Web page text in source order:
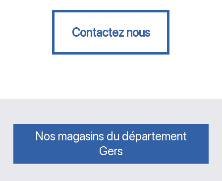
Contactez nous
Contactez nous
Nos magasins du département
Gers